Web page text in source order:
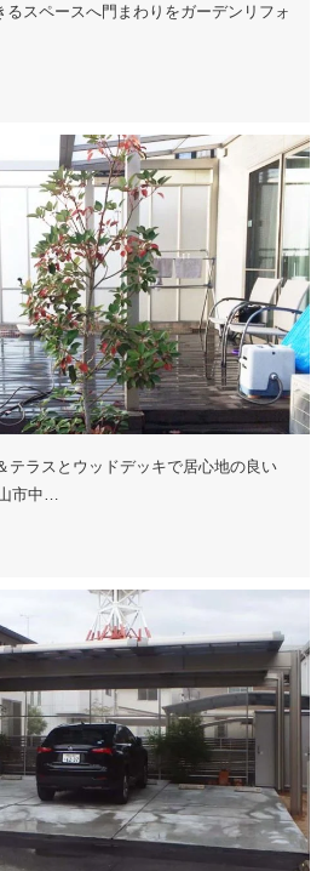
スペースへ門まわりをガーデンリフォ
テラスとウッドデッキで居心地の良い
市中…